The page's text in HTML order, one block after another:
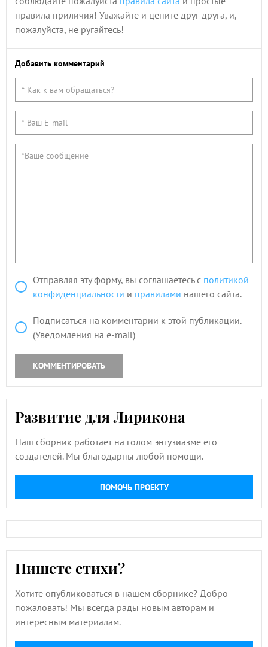
правила приличия! Уважайте и цените друг друга, и,
пожалуйста, не ругайтесь!
Добавить комментарий
Отправляя эту форму, вы соглашаетесь с политикой
конфиденциальности и правилами нашего сайта.
Подписаться на комментарии к этой публикации.
(Уведомления на e-mail)
КОММЕНТИРОВАТЬ
Развитие для Лирикона
Наш сборник работает на голом энтузиазме его
создателей. Мы благодарны любой помощи.
ПОМОЧЬ ПРОЕКТУ
Пишете стихи?
Хотите опубликоваться в нашем сборнике? Добро
пожаловать! Мы всегда рады новым авторам и
интересным материалам.